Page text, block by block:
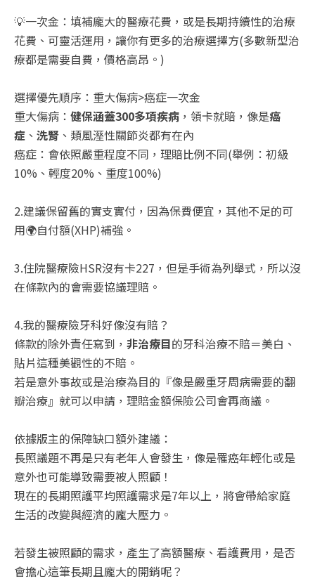
💡一次金：填補龐大的醫療花費，或是長期持續性的治療
花費、可靈活運用，讓你有更多的治療選擇方(多數新型治
療都是需要自費，價格高昂。)
選擇優先順序：重大傷病>癌症一次金
重大傷病： 健保涵蓋300多項疾病 ，領卡就賠，像是癌
症 、 洗腎 、類風溼性關節炎都有在內
癌症：會依照嚴重程度不同，理賠比例不同(舉例：初級
10%、輕度20%、重度100%)
2.建議保留舊的實支實付，因為保費便宜，其他不足的可
用🌍自付額(XHP)補強。
3.住院醫療險HSR沒有卡227，但是手術為列舉式，所以沒
在條款內的會需要協議理賠。
4.我的醫療險牙科好像沒有賠？
條款的除外責任寫到， 非治療目的牙科治療不賠＝美白、
貼片這種美觀性的不賠。
若是意外事故或是治療為目的『像是嚴重牙周病需要的翻
瓣治療』就可以申請，理賠金額保險公司會再商議。
依據版主的保障缺口額外建議：
長照議題不再是只有老年人會發生，像是罹癌年輕化或是
意外也可能導致需要被人照顧！
現在的長期照護平均照護需求是7年以上，將會帶給家庭
生活的改變與經濟的龐大壓力。
若發生被照顧的需求，產生了高額醫療、看護費用，是否
會擔心這筆長期且龐大的開銷呢？